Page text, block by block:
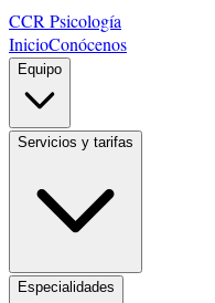
CCR Psicología
InicioConócenos
Equipo
Servicios y tarifas
Especialidades